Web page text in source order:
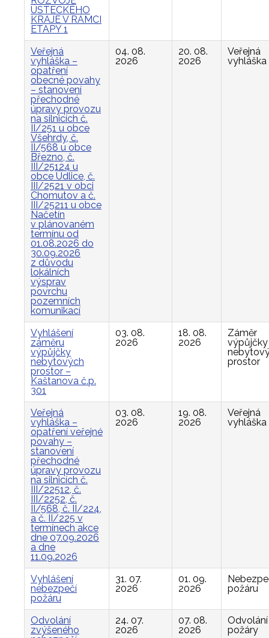
ÚSTECKÉHO
KRAJE V RÁMCI
ETAPY 1
Veřejná
vyhláška –
opatření
obecné povahy
– stanovení
přechodné
úpravy provozu
na silnicích č.
II/251 u obce
Všehrdy, č.
II/568 u obce
Březno, č.
III/25124 u
obce Údlice, č.
III/2521 v obci
Chomutov a č.
III/25211 u obce
Načetín
v plánovaném
termínu od
01.08.2026 do
30.09.2026
z důvodu
lokálních
výsprav
povrchu
pozemních
komunikací
04. 08.
2026
20. 08.
2026
Veřejná
vyhláška
Vyhlášení
záměru
výpůjčky
nebytových
prostor –
Kaštanova č.p.
301
03. 08.
2026
18. 08.
2026
Záměr
výpůjčky
prostor
Veřejná
vyhláška –
opatření veřejné
povahy –
stanovení
přechodné
úpravy provozu
na silnicích č.
III/22512, č.
III/2252, č.
II/568, č. II/224,
a č. II/225 v
termínech akce
dne 07.09.2026
a dne
11.09.2026
03. 08.
2026
19. 08.
2026
Veřejná
vyhláška
Vyhlášení
nebezpečí
požáru
31. 07.
2026
01. 09.
2026
požáru
Odvolání
zvýšeného
24. 07.
2026
07. 08.
2026
Odvolání
požáry